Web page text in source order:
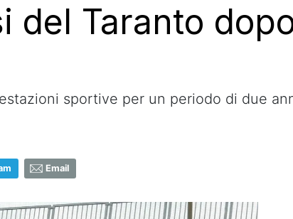
del Taranto
sportive per un periodo di due
Email